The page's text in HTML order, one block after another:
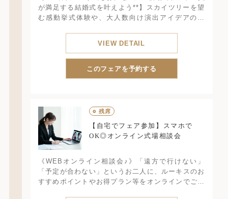
が満足する結婚式を叶えよう**】スカイツリーを望
む感動挙式体験や、大人数向け演出アイデアの紹
VIEW DETAIL
このフェアを予約する
○ 残席
【自宅でフェア参加】スマホで
OK◎オンライン式場相談会
《WEBオンライン相談会♪》「遠方で行けない」
「予定が合わない」というお二人に、ルーキスのお
すすめポイントやお得プラン等をオンラインでご案